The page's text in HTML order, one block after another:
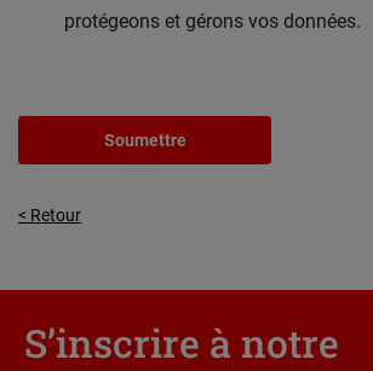
protégeons et gérons vos données.
Soumettre
< Retour
S’inscrire à notre